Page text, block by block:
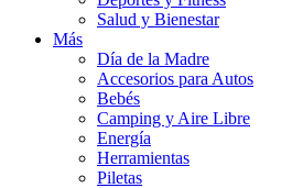
Salud y Bienestar
Más
Día de la Madre
Accesorios para Autos
Bebés
Camping y Aire Libre
Energía
Herramientas
Piletas